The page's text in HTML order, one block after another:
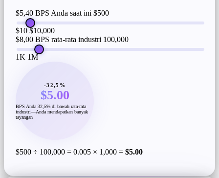
$5,40 BPS Anda saat ini $500
$10 $10,000
$8,00 BPS rata-rata industri 100,000
1K 1M
-32,5%
$5.00
BPS Anda 32,5% di bawah rata-rata
industri—Anda mendapatkan banyak
tayangan
$500 ÷ 100,000 = 0.005 × 1,000 = $5.00